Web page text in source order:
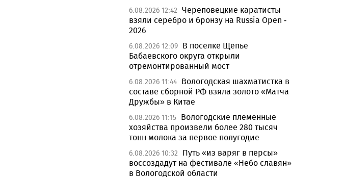
6.08.2026 12:42 Череповецкие каратисты
взяли серебро и бронзу на Russia Open -
2026
6.08.2026 12:09 В поселке Щепье
Бабаевского округа открыли
отремонтированный мост
6.08.2026 11:44 Вологодская шахматистка в
составе сборной РФ взяла золото «Матча
Дружбы» в Китае
6.08.2026 11:15 Вологодские племенные
хозяйства произвели более 280 тысяч
тонн молока за первое полугодие
6.08.2026 10:32
Путь «из варяг в персы»
воссоздадут на фестивале «Небо славян»
в Вологодской области